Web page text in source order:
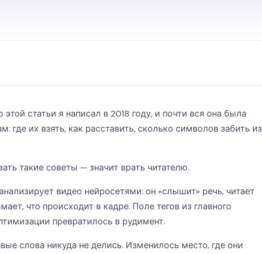
статьи я написал в 2018 году, и почти вся она была
где их взять, как расставить, сколько символов забить из
такие советы — значит врать читателю.
видео нейросетями: он «слышит» речь, читает
что происходит в кадре. Поле тегов из главного
превратилось в рудимент.
слова никуда не делись. Изменилось место, где они